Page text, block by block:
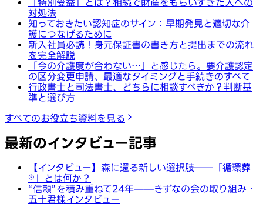
「特別受益」とは？相続で財産をもらいすぎた人への
対処法
知っておきたい認知症のサイン：早期発見と適切な介
護につなげるために
新入社員必読！身元保証書の書き方と提出までの流れ
を完全解説
「今の介護度が合わない…」と感じたら。要介護認定
の区分変更申請、最適なタイミングと手続きのすべて
行政書士と司法書士、どちらに相談すべきか？判断基
準と選び方
すべてのお役立ち資料を見る
最新のインタビュー記事
【インタビュー】森に還る新しい選択肢──「循環葬
®︎」とは何か？
“信頼”を積み重ねて24年——きずなの会の取り組み・
五十君様インタビュー